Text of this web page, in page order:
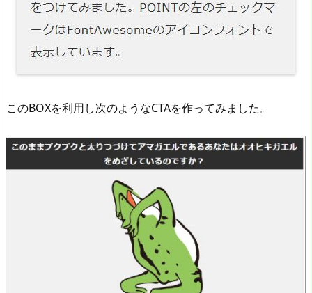
このBOXを利用し次のようなCTAを作ってみました。